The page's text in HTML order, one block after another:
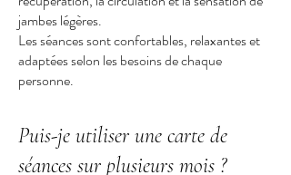
jambes légères.
Les séances sont confortables, relaxantes et
adaptées selon les besoins de chaque
personne.
Puis-je utiliser une carte de
séances sur plusieurs mois ?